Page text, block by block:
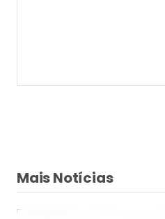
Mais Notícias